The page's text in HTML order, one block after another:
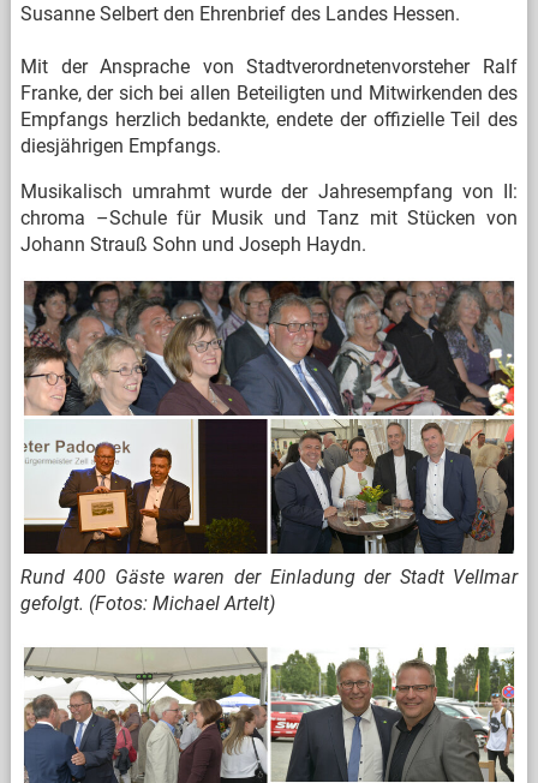
Susanne Selbert den Ehrenbrief des Landes Hessen.
Mit der Ansprache von Stadtverordnetenvorsteher Ralf
Franke, der sich bei allen Beteiligten und Mitwirkenden des
Empfangs herzlich bedankte, endete der offizielle Teil des
diesjährigen Empfangs.
Musikalisch umrahmt wurde der Jahresempfang von II:
chroma –Schule für Musik und Tanz mit Stücken von
Johann Strauß Sohn und Joseph Haydn.
Rund 400 Gäste waren der Einladung der Stadt Vellmar
gefolgt. (Fotos: Michael Artelt)